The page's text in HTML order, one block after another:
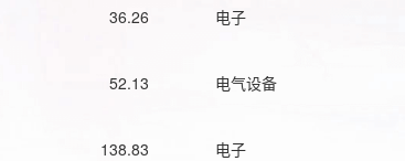
36.26 电子
52.13 电气设备
138.83 电子